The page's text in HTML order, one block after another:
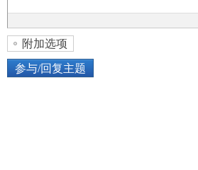
附加选项
参与/回复主题